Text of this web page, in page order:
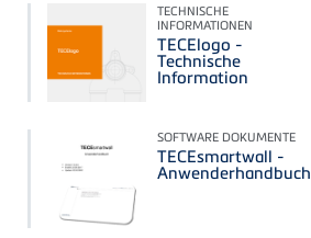
TECHNISCHE
INFORMATIONEN
TECElogo -
Technische
Information
SOFTWARE DOKUMENTE
TECEsmartwall -
Anwenderhandbuch